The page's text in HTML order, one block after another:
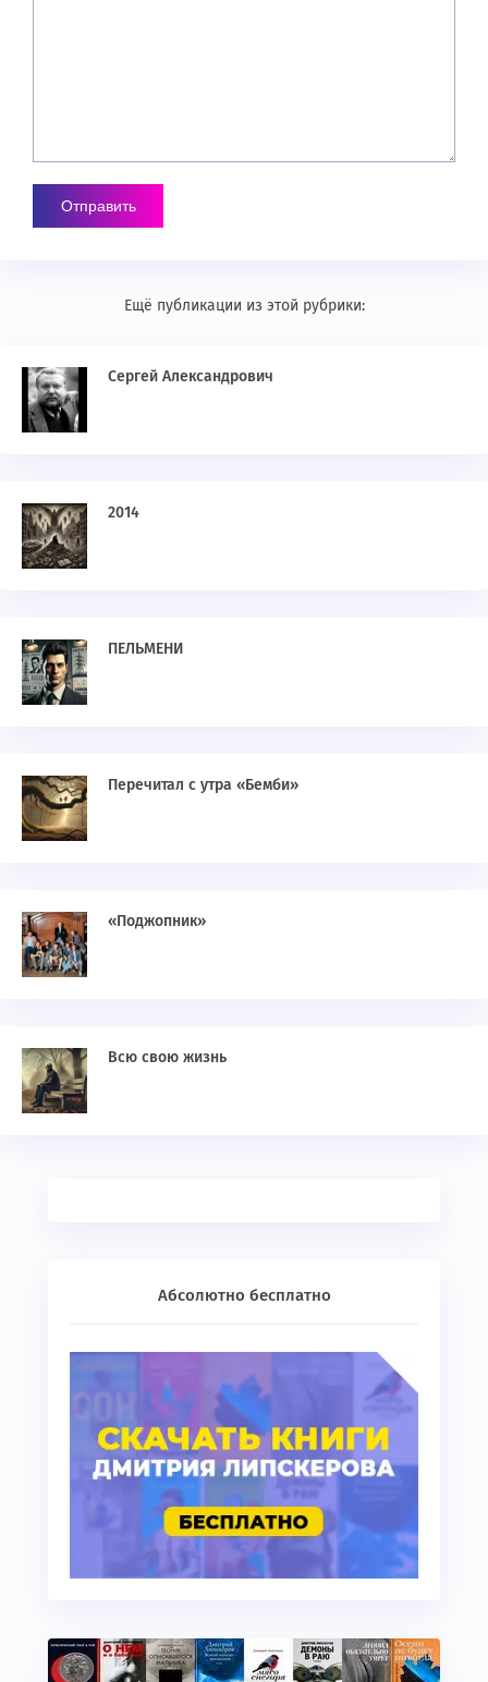
Ещё публикации из этой рубрики:
Сергей Александрович
2014
ПЕЛЬМЕНИ
Перечитал с утра «Бемби»
«Поджопник»
Всю свою жизнь
Абсолютно бесплатно